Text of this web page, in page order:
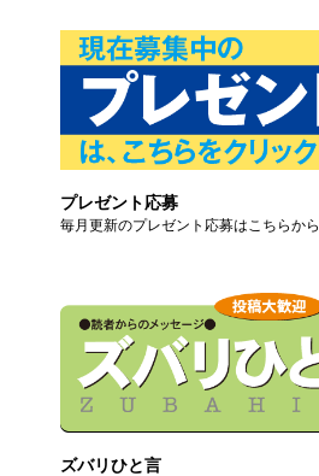
プレゼント応募
毎月更新のプレゼント応募はこちらから
ズバリひと言